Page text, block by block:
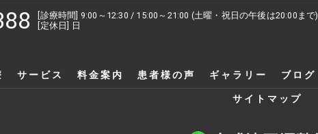
[診療時間] 9:00～12:30 / 15:00～21:00 (土曜・祝日の午後は20:00まで)
[定休日] 日
サービス 料金案内 患者様の声 ギャラリー ブログ
サイトマップ